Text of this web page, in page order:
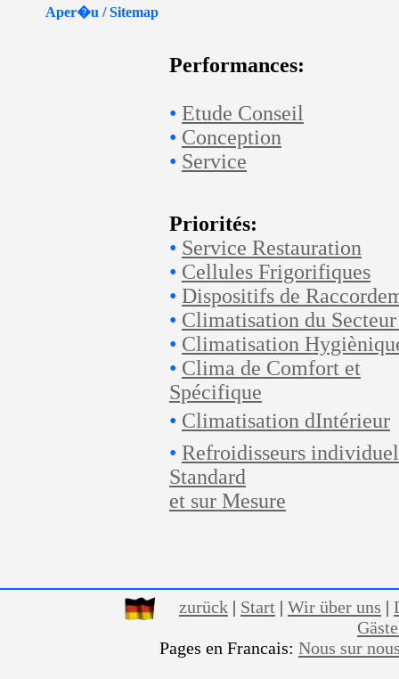
Aper�u / Sitemap
Performances:
• Etude Conseil
• Conception
• Service
Priorités:
• Service Restauration
• Cellules Frigorifiques
• Dispositifs de
• Climatisation du
• Climatisation
• Clima de Comfort et
Spécifique
• Climatisation dIntérieur
• Refroidisseurs
Standard
et sur Mesure
zurück | Start | Wir über uns |
Pages en Francais: Nous sur